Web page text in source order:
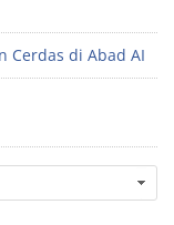
Cerdas di Abad AI